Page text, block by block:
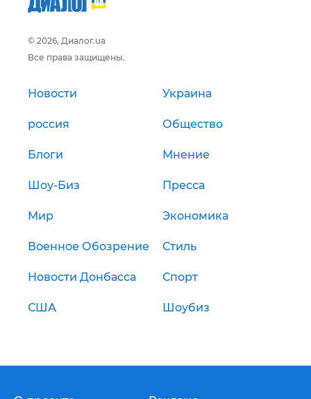
© 2026, Диалог.ua
Все права защищены.
Новости Украина
россия Общество
Блоги Мнение
Шоу-Биз Пресса
Мир Экономика
Военное Обозрение Стиль
Новости Донбасса Спорт
США Шоубиз